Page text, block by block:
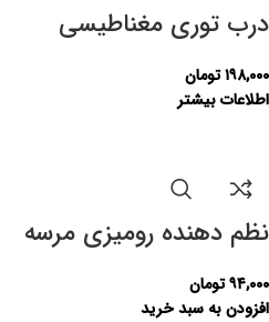
درب توری مغناطیسی
۱۹۸,۰۰۰تومان
اطلاعات بیشتر
نظم دهنده رومیزی مرسه
۹۴,۰۰۰تومان
افزودن به سبد خرید